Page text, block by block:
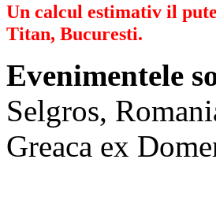
Un calcul estimativ il
Titan, Bucuresti.
Evenimentele
Selgros,
Greaca ex